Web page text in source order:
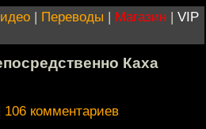
| Переводы | Магазин | VIP
Каха
106 комментариев